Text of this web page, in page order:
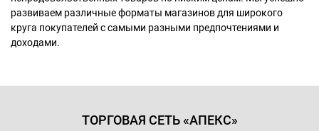
развиваем различные форматы магазинов для широкого
круга покупателей с самыми разными предпочтениями и
доходами.
ТОРГОВАЯ СЕТЬ «АПЕКС»